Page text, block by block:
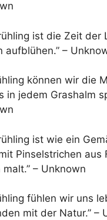
ist die Zeit der
aufblühen.” –
können wir die
in jedem Grashalm
ist wie ein
Pinselstrichen aus
malt.” – Unknown
fühlen wir uns
mit der Natur.” –